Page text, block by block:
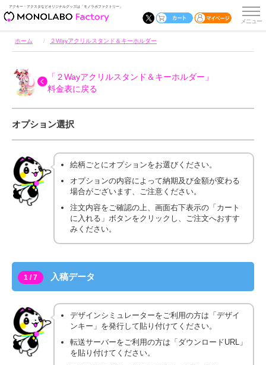
アクキー・アクスタなどオリジナルグッズは「モノラボファクトリー」
ホーム ２Wayアクリルスタンド＆キーホルダー
「２Wayアクリルスタンド＆キーホルダー」
料金表に戻る
オプション選択
絵柄ごとにオプションをお選びください。
オプションの内容によって納期及び金額が変わる
場合がございます、ご注意ください。
注文内容をご確認の上、画面右下表示の「カート
に入れる」ボタンをクリックし、ご注文へおすす
みください。
1 / 7 入稿データ
デザインシミュレーターをご利用の方は「デザイ
ンキー」を発行して貼り付けてください。
転送サーバーをご利用の方は「ダウンロードURL」
を貼り付けてください。